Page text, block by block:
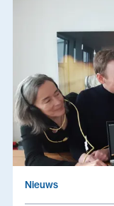
Nieuws